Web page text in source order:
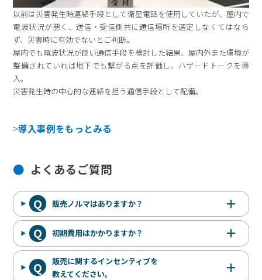
以前は災害発生時連絡手段として衛星電話を使用していたが、屋内で
電波状況が悪く、送信・受信側共に通信場所を選定しなくてはなら
ず、災害時に有効でないとご判断。
屋内でも電波状況が良い通信手段を検討した結果、屋内外また環境が
整備されていれば地下でも繋がる点を評価し、ハザードトークを導
入。
災害発生時の中心的な連絡を担う通信手段として配備。
>導入事例をもっとみる
よくあるご質問
Q 販売ノルマはありますか？
＋
Q
初期費用はかかりますか？ ＋
Q
販売に関するインセンティブを
教えてください。
＋